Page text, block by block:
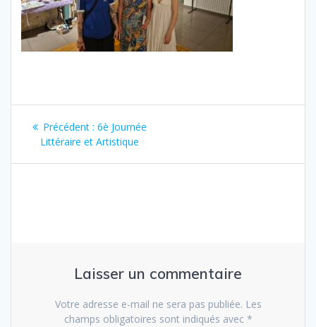
Navigation
Précédent : Article
précédent
6è Journée
Littéraire et Artistique
Laisser un commentaire
Votre adresse e-mail ne sera pas publiée. Les
champs obligatoires sont indiqués avec *